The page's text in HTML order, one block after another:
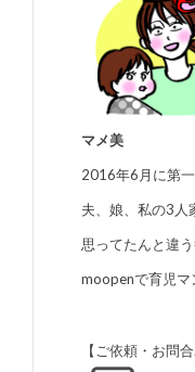
マメ美
2016年6月に第一
夫、娘、私の3人
思ってたんと違
moopenで育児マ
【ご依頼・お問合